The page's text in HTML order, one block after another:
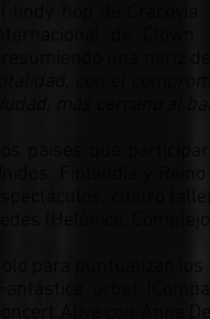
El lindy hop de
Internacional de
totalidad, con el
ciudad, más cercano al
Unidos, Finlandia y
espectáculos, cuatro
Solo para puntualizar,
¡Fantástica urbe!
Concert Alive con Anna